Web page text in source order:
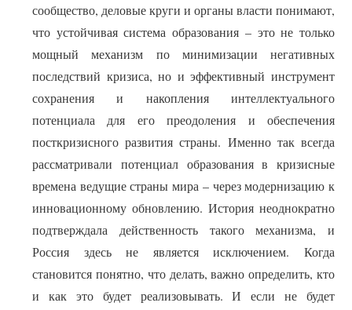
сообщество, деловые круги и органы власти понимают,
что устойчивая система образования – это не только
мощный механизм по минимизации негативных
последствий кризиса, но и эффективный инструмент
сохранения и накопления интеллектуального
потенциала для его преодоления и обеспечения
посткризисного развития страны. Именно так всегда
рассматривали потенциал образования в кризисные
времена ведущие страны мира – через модернизацию к
инновационному обновлению. История неоднократно
подтверждала действенность такого механизма, и
Россия здесь не является исключением. Когда
становится понятно, что делать, важно определить, кто
и как это будет реализовывать. И если не будет